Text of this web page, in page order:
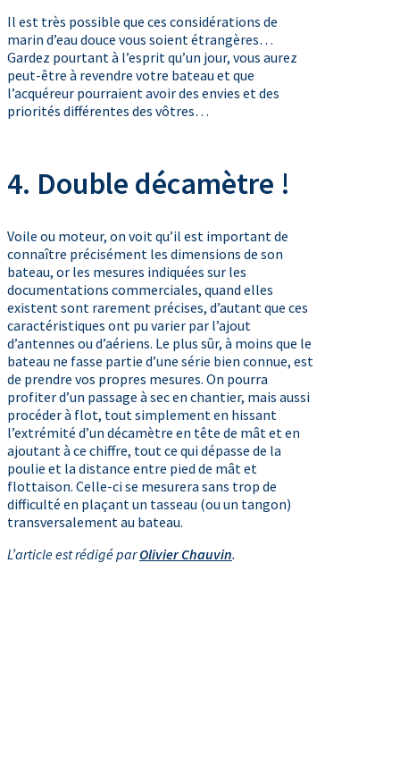
Il est très possible que ces considérations de
marin d’eau douce vous soient étrangères…
Gardez pourtant à l’esprit qu’un jour, vous aurez
peut-être à revendre votre bateau et que
l’acquéreur pourraient avoir des envies et des
priorités différentes des vôtres…
4. Double décamètre !
Voile ou moteur, on voit qu’il est important de
connaître précisément les dimensions de son
bateau, or les mesures indiquées sur les
documentations commerciales, quand elles
existent sont rarement précises, d’autant que ces
caractéristiques ont pu varier par l’ajout
d’antennes ou d’aériens. Le plus sûr, à moins que le
bateau ne fasse partie d’une série bien connue, est
de prendre vos propres mesures. On pourra
profiter d’un passage à sec en chantier, mais aussi
procéder à flot, tout simplement en hissant
l’extrémité d’un décamètre en tête de mât et en
ajoutant à ce chiffre, tout ce qui dépasse de la
poulie et la distance entre pied de mât et
flottaison. Celle-ci se mesurera sans trop de
difficulté en plaçant un tasseau (ou un tangon)
transversalement au bateau.
L’article est rédigé parOlivier Chauvin.